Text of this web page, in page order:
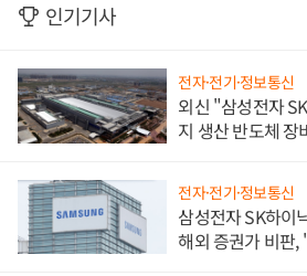
인기기사
전자·전기·정보통신
외신 "삼성전자
지 생산 반도체 장
전자·전기·정보통신
삼성전자 SK하이
해외 증권가 비판,